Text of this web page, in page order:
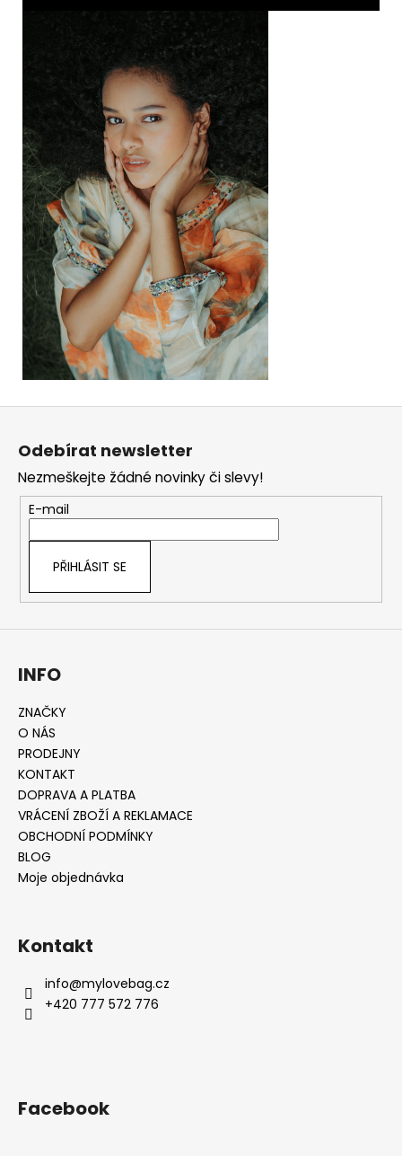
Z
Odebírat newsletter
Nezmeškejte žádné novinky či slevy!
E-mail
PŘIHLÁSIT SE
INFO
ZNAČKY
O NÁS
PRODEJNY
KONTAKT
DOPRAVA A PLATBA
VRÁCENÍ ZBOŽÍ A REKLAMACE
OBCHODNÍ PODMÍNKY
BLOG
Moje objednávka
Kontakt
info@mylovebag.cz
+420 777 572 776
Facebook